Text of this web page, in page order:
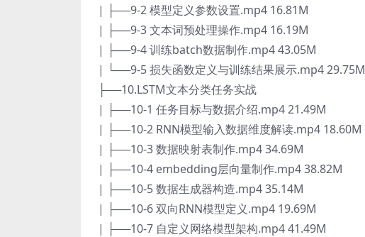
| ├──9-2 模型定义参数设置.mp4 16.81M
| ├──9-3 文本词预处理操作.mp4 16.19M
| ├──9-4 训练batch数据制作.mp4 43.05M
| └──9-5 损失函数定义与训练结果展示.mp4 29.75M
├──10.LSTM文本分类任务实战
| ├──10-1 任务目标与数据介绍.mp4 21.49M
| ├──10-2 RNN模型输入数据维度解读.mp4 18.60M
| ├──10-3 数据映射表制作.mp4 34.69M
| ├──10-4 embedding层向量制作.mp4 38.82M
| ├──10-5 数据生成器构造.mp4 35.14M
| ├──10-6 双向RNN模型定义.mp4 19.69M
| ├──10-7 自定义网络模型架构.mp4 41.49M